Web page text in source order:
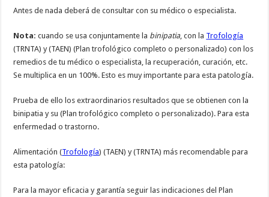
Antes de nada deberá de consultar con su médico o especialista.
Nota:cuando se usa conjuntamente la binipatia, con la Trofología
(TRNTA) y (TAEN) (Plan trofológico completo o personalizado) con los
remedios de tu médico o especialista, la recuperación, curación, etc.
Se multiplica en un 100%. Esto es muy importante para esta patología.
Prueba de ello los extraordinarios resultados que se obtienen con la
binipatia y su (Plan trofológico completo o personalizado). Para esta
enfermedad o trastorno.
Alimentación (Trofología) (TAEN) y (TRNTA) más recomendable para
esta patología:
Para la mayor eficacia y garantía seguir las indicaciones del Plan